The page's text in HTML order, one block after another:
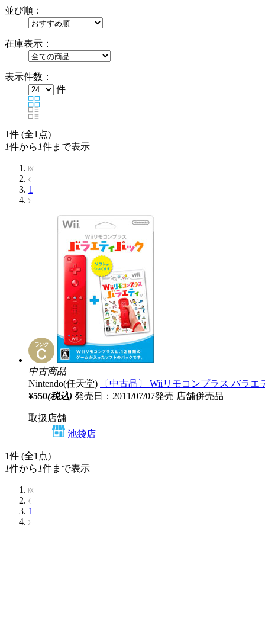
並び順：
在庫表示：
表示件数：
件
1件 (全1点)
1件から 1件まで表示
1
中古商品
Nintendo(任天堂)
〔中古品〕 Wiiリモコンプラス バラ
¥550(税込) 発売日：2011/07/07発売 店舗併売品
取扱店舗
池袋店
1件 (全1点)
1件から 1件まで表示
1